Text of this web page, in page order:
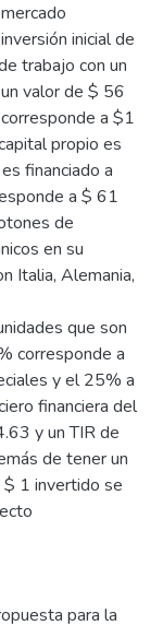
inicial de
trabajo con un
valor de $ 56
a $1
propio es
financiado a
a $ 61
de
en su
Italia, Alemania,
que son
corresponde a
y el 25% a
financiera del
y un TIR de
de tener un
1 invertido se
para la